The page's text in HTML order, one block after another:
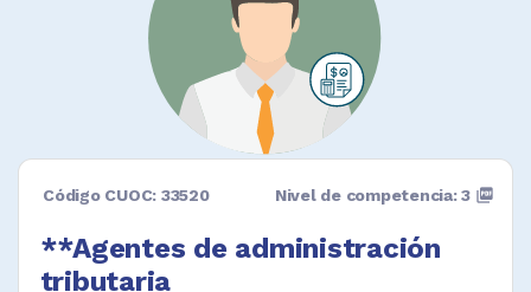
Código CUOC: 33520
**Agentes de administración
tributaria
Nivel de competencia: 3 picture_as_pdf